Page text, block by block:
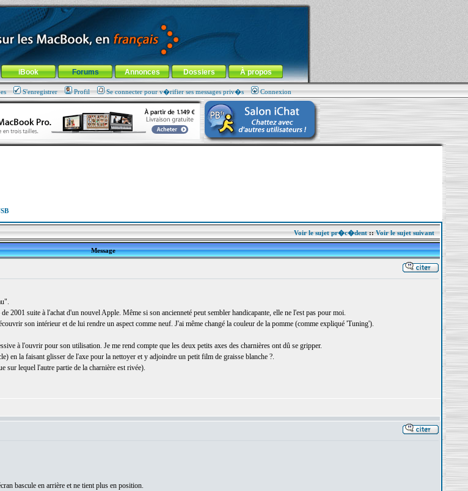
de la rubrique
iBook Forums Annonces Dossiers À propos
S'enregistrer Profil Se connecter pour v�rifier ses messages priv�s Connexion
Voir le sujet pr�c�dent::Voir le sujet suivant
Message
2001 suite à l'achat d'un nouvel Apple. Même si son ancienneté peut sembler handicapante, elle ne l'est pas pour moi.
son intérieur et de lui rendre un aspect comme neuf. J'ai même changé la couleur de la pomme (comme expliqué 'Tuning').
à l'ouvrir pour son utilisation. Je me rend compte que les deux petits axes des charnières ont dû se gripper.
en la faisant glisser de l'axe pour la nettoyer et y adjoindre un petit film de graisse blanche ?.
sur lequel l'autre partie de la charnière est rivée).
bascule en arrière et ne tient plus en position.